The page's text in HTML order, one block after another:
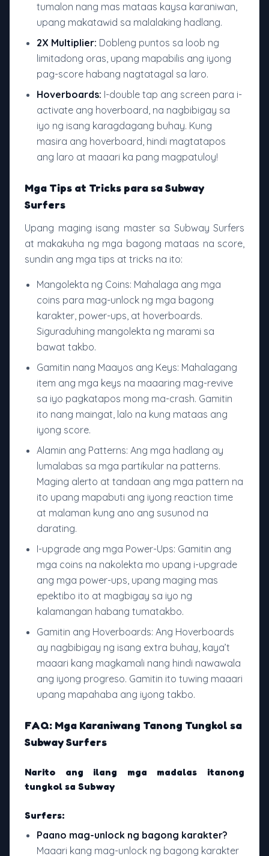
tumalon nang mas mataas kaysa karaniwan,
upang makatawid sa malalaking hadlang.
2X Multiplier: Dobleng puntos sa loob ng
limitadong oras, upang mapabilis ang iyong
pag-score habang nagtatagal sa laro.
Hoverboards: I-double tap ang screen para i-
activate ang hoverboard, na nagbibigay sa
iyo ng isang karagdagang buhay. Kung
masira ang hoverboard, hindi magtatapos
ang laro at maaari ka pang magpatuloy!
Mga Tips at Tricks para sa Subway
Surfers
Upang maging isang master sa Subway Surfers
at makakuha ng mga bagong mataas na score,
sundin ang mga tips at tricks na ito:
Mangolekta ng Coins: Mahalaga ang mga
coins para mag-unlock ng mga bagong
karakter, power-ups, at hoverboards.
Siguraduhing mangolekta ng marami sa
bawat takbo.
Gamitin nang Maayos ang Keys: Mahalagang
item ang mga keys na maaaring mag-revive
sa iyo pagkatapos mong ma-crash. Gamitin
ito nang maingat, lalo na kung mataas ang
iyong score.
Alamin ang Patterns: Ang mga hadlang ay
lumalabas sa mga partikular na patterns.
Maging alerto at tandaan ang mga pattern na
ito upang mapabuti ang iyong reaction time
at malaman kung ano ang susunod na
darating.
I-upgrade ang mga Power-Ups: Gamitin ang
mga coins na nakolekta mo upang i-upgrade
ang mga power-ups, upang maging mas
epektibo ito at magbigay sa iyo ng
kalamangan habang tumatakbo.
Gamitin ang Hoverboards: Ang Hoverboards
ay nagbibigay ng isang extra buhay, kaya’t
maaari kang magkamali nang hindi nawawala
ang iyong progreso. Gamitin ito tuwing maaari
upang mapahaba ang iyong takbo.
FAQ: Mga Karaniwang Tanong Tungkol sa
Subway Surfers
Narito ang ilang mga madalas itanong
tungkol sa Subway
Surfers:
Paano mag-unlock ng bagong karakter?
Maaari kang mag-unlock ng bagong karakter